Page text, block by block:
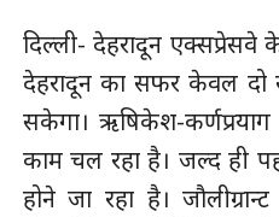
दिल्ली- देहरादून एक्सप्रेसवे
देहरादून का सफर केवल दो
सकेगा। ऋषिकेश-
काम चल रहा है। जल्द ही
होने जा रहा है।